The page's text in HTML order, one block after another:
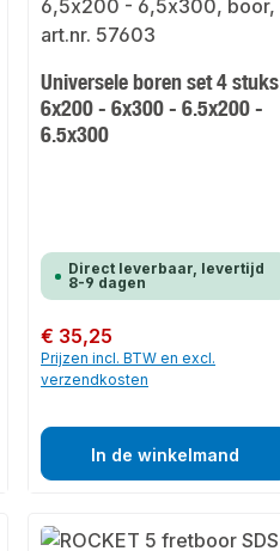
Universele boren set 4 stuks
6x200 - 6x300 - 6.5x200 -
6.5x300
Direct leverbaar, levertijd
8-9 dagen
Normale prijs:
€ 35,25
Prijzen incl. BTW en excl.
verzendkosten
In de winkelmand